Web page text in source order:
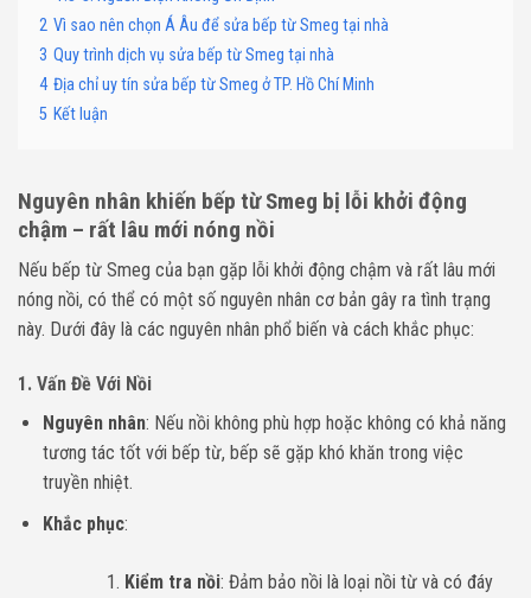
2 Vì sao nên chọn Á Âu để sửa bếp từ Smeg tại nhà
3 Quy trình dịch vụ sửa bếp từ Smeg tại nhà
4 Địa chỉ uy tín sửa bếp từ Smeg ở TP. Hồ Chí Minh
5 Kết luận
Nguyên nhân khiến bếp từ Smeg bị lỗi khởi động
chậm – rất lâu mới nóng nồi
Nếu bếp từ Smeg của bạn gặp lỗi khởi động chậm và rất lâu mới
nóng nồi, có thể có một số nguyên nhân cơ bản gây ra tình trạng
này. Dưới đây là các nguyên nhân phổ biến và cách khắc phục:
1. Vấn Đề Với Nồi
Nguyên nhân: Nếu nồi không phù hợp hoặc không có khả năng
tương tác tốt với bếp từ, bếp sẽ gặp khó khăn trong việc
truyền nhiệt.
Khắc phục:
Kiểm tra nồi: Đảm bảo nồi là loại nồi từ và có đáy